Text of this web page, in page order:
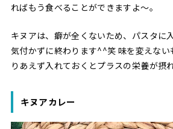
ればもう食べることができますよ〜。
キヌアは、癖が全くないため、パスタに
気付かずに終わります^^笑 味を変えない
りあえず入れておくとプラスの栄養が摂
キヌアカレー